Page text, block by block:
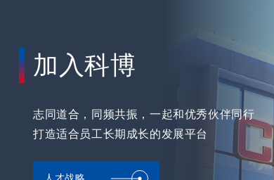
加入科博
志同道合，同频共振，一起和优秀伙伴同行
打造适合员工长期成长的发展平台